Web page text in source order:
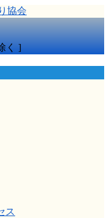
く ]
ス